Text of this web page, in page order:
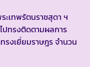
ะเทพรัตนราชสุดา ฯ
ปทรงติดตามผลการ
รงเยี่ยมราษฎร จำนวน